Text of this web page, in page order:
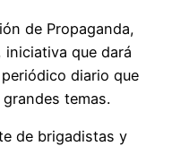
de Propaganda,
que dará
diario que
temas.
de brigadistas y